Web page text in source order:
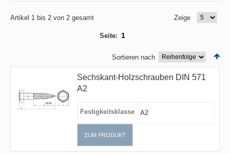
Artikel 1 bis 2 von 2 gesamt Zeige
Seite: 1
Sortieren nach
Sechskant-Holzschrauben DIN 571
A2
Festigkeitsklasse A2
ZUM PRODUKT